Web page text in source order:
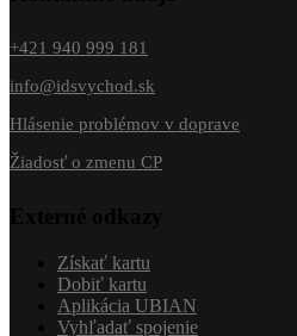
+421 940 999 181
info@idsvychod.sk
Hlásenie problémov v doprave
Žiadosť o zmenu CP
Získať kartu
Dobiť kartu
Aplikácia UBIAN
Vyhľadať spojenie